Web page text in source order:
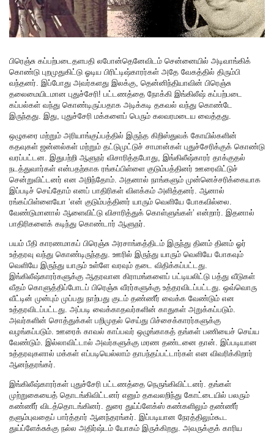
பிரெஞ்சு கப்பற்படைதளபதி லபோன்தெனேவிடம் சென்னையில் அடிவாங்கிக்
கொண்டு புறமுதுகிட்டு ஓடிய பிரிட்டிஷ்காரர்கள் அதே வேகத்தில் திரும்பி
வந்தனர். இப்போது அவர்களது இலக்கு, தென்னிந்தியாவின் பிரெஞ்சு
தலைமையிடமான புதுச்சேரி! பட்டணத்தை நோக்கி இங்கிலீஷ் கப்பற்படை
கப்பல்கள் வந்து கொண்டிருப்பதாக அடிக்கடி தகவல் வந்து கொண்டே
இருந்தது. இது, புதுச்சேரி மக்களைப் பெரும் கலவரமடைய வைத்தது.
ஒழுகரை மற்றும் அரியாங்குப்பத்தில் இருந்த கிறிஸ்துவக் கோயில்களின்
கதவுகள் ஜன்னல்கள் மற்றும் தட்டுமுட்டுச் சாமான்கள் புதுச்சேரிக்குக் கொண்டு
வரப்பட்டன. இதுபற்றி ஆளுநர் விசாரித்தபோது, இங்கிலீஷ்காரர் தாக்குதல்
நடத்துவார்கள் என்பதற்காக ரங்கப்பிள்ளை குடும்பத்தினர் ஊரைவிட்டுச்
சென்றுவிட்டனர் என அறிந்தோம். அதனால் நாங்களும் முன்னெச்சரிக்கையாக
இப்படிச் செய்தோம் எனப் பாதிரிகள் விளக்கம் அளித்தனர். ஆனால்
ரங்கப்பிள்ளையோ ‘என் குடும்பத்தினர் யாரும் வெளியே போகவில்லை.
வேண்டுமானால் ஆளைவிட்டு விசாரித்துக் கொள்ளுங்கள்’ என்றார். இதனால்
பாதிரிகளைக் கடிந்து கொண்டார் ஆளுநர்.
பயம் பீதி காரணமாகப் பிரெஞ்சு அரசாங்கத்திடம் இருந்து தினம் தினம் ஓர்
உத்தரவு வந்து கொண்டிருந்தது. ஊரில் இருந்து யாரும் வெளியே போகவும்
வெளியே இருந்து யாரும் உள்ளே வரவும் தடை விதிக்கப்பட்டது.
இங்கிலீஷ்காரர்களுக்கு ஆதரவான கிராமங்களைப் பட்டியலிட்டு பத்து வீடுகள்
வீதம் கொளுத்திப்போடப் பிரெஞ்சு வீரர்களுக்கு உத்தரவிடப்பட்டது. ஒவ்வொரு
வீட்டின் முன்பும் முப்பது நாற்பது குடம் தண்ணீர் வைக்க வேண்டும் என
உத்தரவிடப்பட்டது. அப்படி வைக்காதவர்களின் காதுகள் அறுக்கப்படும்.
அவர்களின் சொத்துக்கள் பறிமுதல் செய்து பிச்சைக்காரர்களுக்கு
வழங்கப்படும். ஊரைக் காவல் காப்பவர் ஒழுங்காகத் தங்கள் பணியைச் செய்ய
வேண்டும். இல்லாவிட்டால் அவர்களுக்கு மரண தண்டனை தான். இப்படியான
உத்தரவுகளால் மக்கள் எப்படியெல்லாம் தாபந்தப்பட்டார்கள் என விவரிக்கிறார்
ஆனந்தரங்கர்.
இங்கிலீஷ்காரர்கள் புதுச்சேரி பட்டணத்தை நெருங்கிவிட்டனர். தங்கள்
முற்றுகையைத் தொடங்கிவிட்டனர் எனும் தகவலறிந்து கோட்டையில் பலரும்
கண்ணீர் விடத்தொடங்கினர். துரை துய்ப்ளேக்ஸ் கண்களிலும் தண்ணீர்
தளும்புவதைப் பார்த்தார் ஆனந்தரங்கர். இப்படியான நேரத்திலும்கூட
துய்ப்ளேக்சுக்கு நல்ல அதிர்ஷ்டம் யோகம் இருக்கிறது. அவருக்குக் காரிய